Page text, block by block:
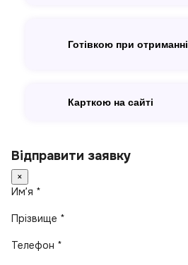
Готівкою при отриманні
Карткою на сайті
Відправити заявку
×
Имʼя *
Прізвище *
Телефон *